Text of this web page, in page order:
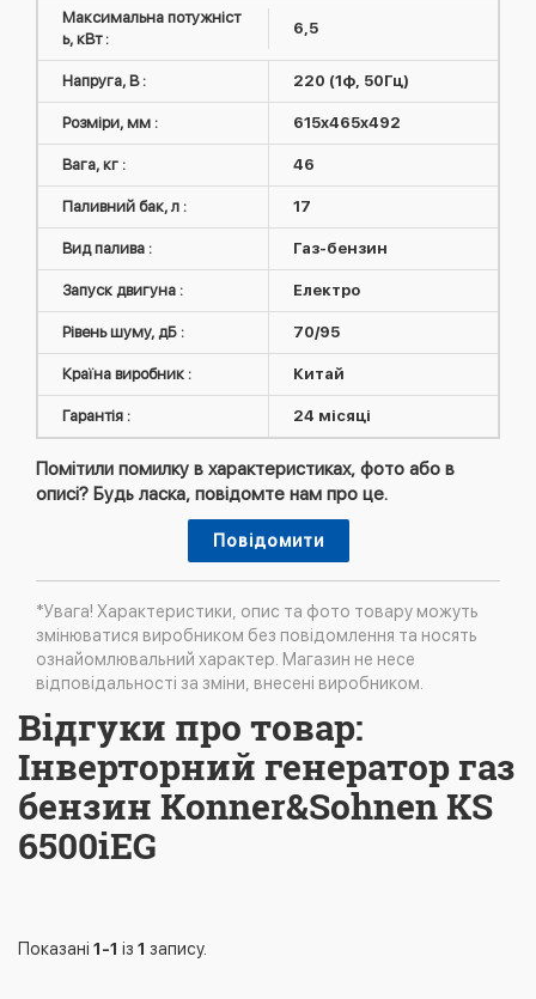
Максимальна потужніст
ь, кВт :
6,5
Напруга, В : 220 (1ф, 50Гц)
Розміри, мм : 615x465x492
Вага, кг : 46
Паливний бак, л : 17
Вид палива : Газ-бензин
Запуск двигуна : Електро
Рівень шуму, дБ : 70/95
Країна виробник : Китай
Гарантія : 24 місяці
Помітили помилку в характеристиках, фото або в
описі? Будь ласка, повідомте нам про це.
Повідомити
*Увага! Характеристики, опис та фото товару можуть
змінюватися виробником без повідомлення та носять
ознайомлювальний характер. Магазин не несе
відповідальності за зміни, внесені виробником.
Відгуки про товар:
Інверторний генератор газ
бензин Konner&Sohnen KS
6500iEG
Показані 1-1 із 1 запису.